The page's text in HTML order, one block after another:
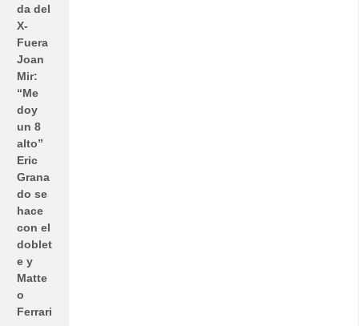
da del
X-
Fuera
Joan
Mir:
“Me
doy
un 8
alto”
Eric
Grana
do se
hace
con el
doblet
e y
Matte
o
Ferrari